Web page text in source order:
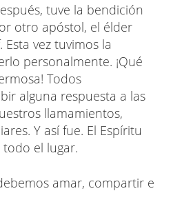
tuve la bendición
otro apóstol, el élder
vez tuvimos la
personalmente. ¡Qué
Todos
alguna respuesta a las
llamamientos,
Y así fue. El Espíritu
el lugar.
amar, compartir e